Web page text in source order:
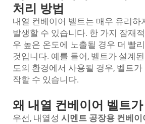
처리 방법
내열 컨베이어 벨트는 매우 유리하
발생할 수 있습니다. 한 가지 잠재
우 높은 온도에 노출될 경우 더 빨
것입니다. 예를 들어, 벨트가 설계
도의 환경에서 사용될 경우, 벨트가
작할 수 있습니다.
왜 내열 컨베이어 벨트
우선, 내열성 시멘트 공장용 컨베이